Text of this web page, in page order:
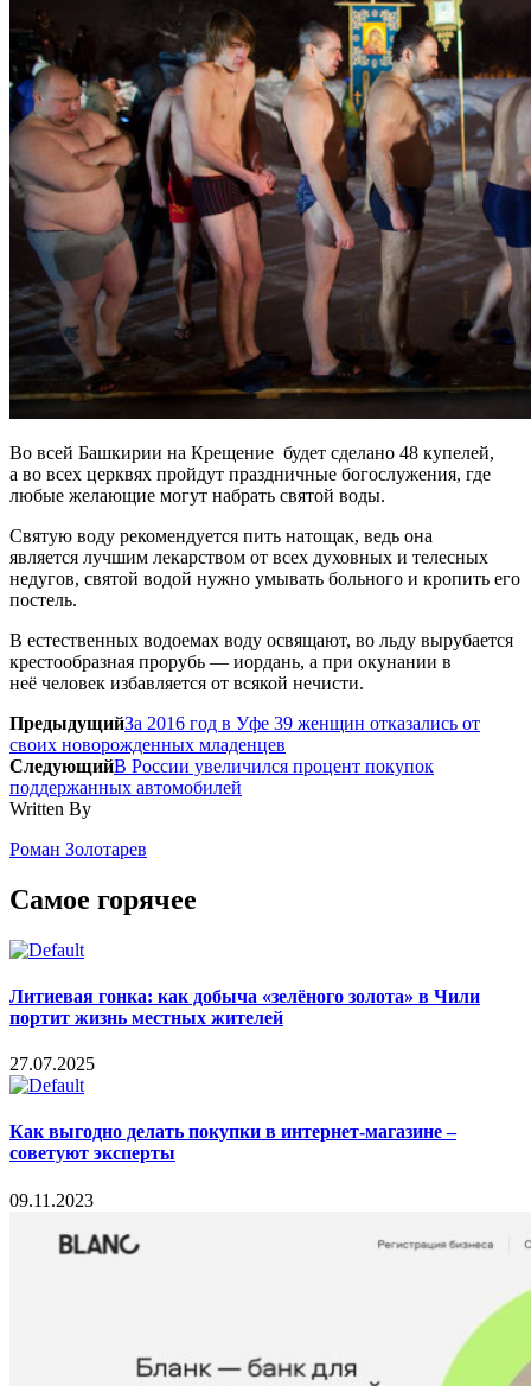
Во всей Башкирии на Крещение будет сделано 48 купелей,
а во всех церквях пройдут праздничные богослужения, где
любые желающие могут набрать святой воды.
Святую воду рекомендуется пить натощак, ведь она
является лучшим лекарством от всех духовных и телесных
недугов, святой водой нужно умывать больного и кропить его
постель.
В естественных водоемах воду освящают, во льду вырубается
крестообразная прорубь — иордань, а при окунании в
неё человек избавляется от всякой нечисти.
ПредыдущийЗа 2016 год в Уфе 39 женщин отказались от
своих новорожденных младенцев
СледующийВ России увеличился процент покупок
поддержанных автомобилей
Written By
Роман Золотарев
Самое горячее
Литиевая гонка: как добыча «зелёного золота» в Чили
портит жизнь местных жителей
27.07.2025
Как выгодно делать покупки в интернет-магазине –
советуют эксперты
09.11.2023